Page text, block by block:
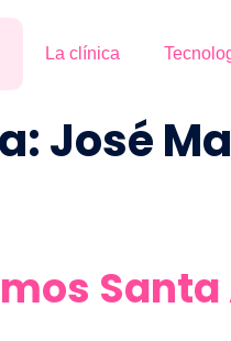
La clínica
José
Santa